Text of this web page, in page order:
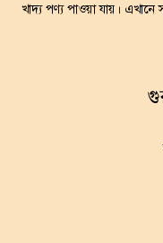
খাদ্য পণ্য পাওয়া যায়। এখানে